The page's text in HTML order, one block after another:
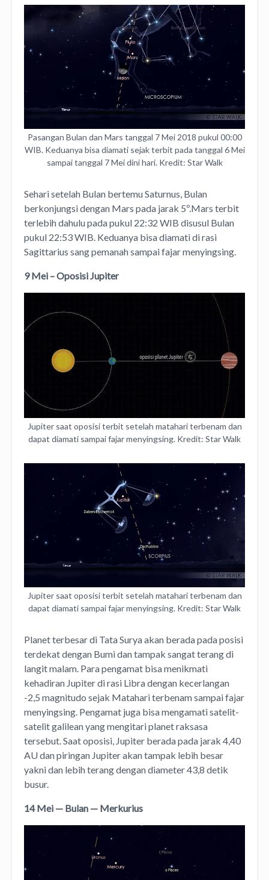
Pasangan Bulan dan Mars tanggal 7 Mei 2018 pukul 00:00
WIB. Keduanya bisa diamati sejak terbit pada tanggal 6 Mei
sampai tanggal 7 Mei dini hari. Kredit: Star Walk
Sehari setelah Bulan bertemu Saturnus, Bulan
berkonjungsi dengan Mars pada jarak 5º.Mars terbit
terlebih dahulu pada pukul 22:32 WIB disusul Bulan
pukul 22:53 WIB. Keduanya bisa diamati di rasi
Sagittarius sang pemanah sampai fajar menyingsing.
9 Mei – Oposisi Jupiter
Jupiter saat oposisi terbit setelah matahari terbenam dan
dapat diamati sampai fajar menyingsing. Kredit: Star Walk
Jupiter saat oposisi terbit setelah matahari terbenam dan
dapat diamati sampai fajar menyingsing. Kredit: Star Walk
Planet terbesar di Tata Surya akan berada pada posisi
terdekat dengan Bumi dan tampak sangat terang di
langit malam. Para pengamat bisa menikmati
kehadiran Jupiter di rasi Libra dengan kecerlangan
-2,5 magnitudo sejak Matahari terbenam sampai fajar
menyingsing. Pengamat juga bisa mengamati satelit-
satelit galilean yang mengitari planet raksasa
tersebut. Saat oposisi, Jupiter berada pada jarak 4,40
AU dan piringan Jupiter akan tampak lebih besar
yakni dan lebih terang dengan diameter 43,8 detik
busur.
14 Mei — Bulan — Merkurius